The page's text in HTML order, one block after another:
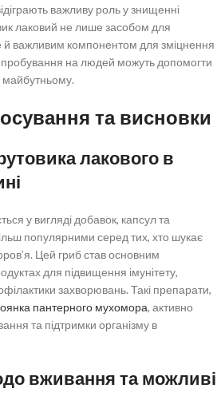
важливу роль у знищенні
лаковий не лише засобом для
важливим компонентом для зміцнення
на людей можуть допомогти
майбутньому.
та висновки
лакового в
у вигляді добавок, капсул та
популярними серед тих, хто шукає
Цей гриб став основним
для підвищення імунітету,
захворювань. Такі препарати,
пантерного мухомора, активно
та підтримки організму в
вживання та можливі